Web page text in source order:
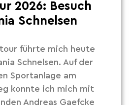
2026: Besuch
Schnelsen
führte mich heute
Schnelsen. Auf der
Sportanlage am
konnte ich mich mit
Andreas Gaefcke